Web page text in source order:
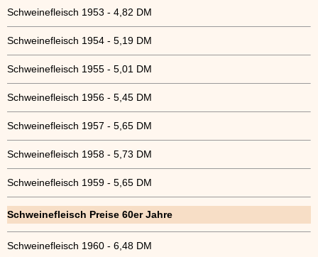
Schweinefleisch 1953 - 4,82 DM
Schweinefleisch 1954 - 5,19 DM
Schweinefleisch 1955 - 5,01 DM
Schweinefleisch 1956 - 5,45 DM
Schweinefleisch 1957 - 5,65 DM
Schweinefleisch 1958 - 5,73 DM
Schweinefleisch 1959 - 5,65 DM
Schweinefleisch Preise 60er Jahre
Schweinefleisch 1960 - 6,48 DM